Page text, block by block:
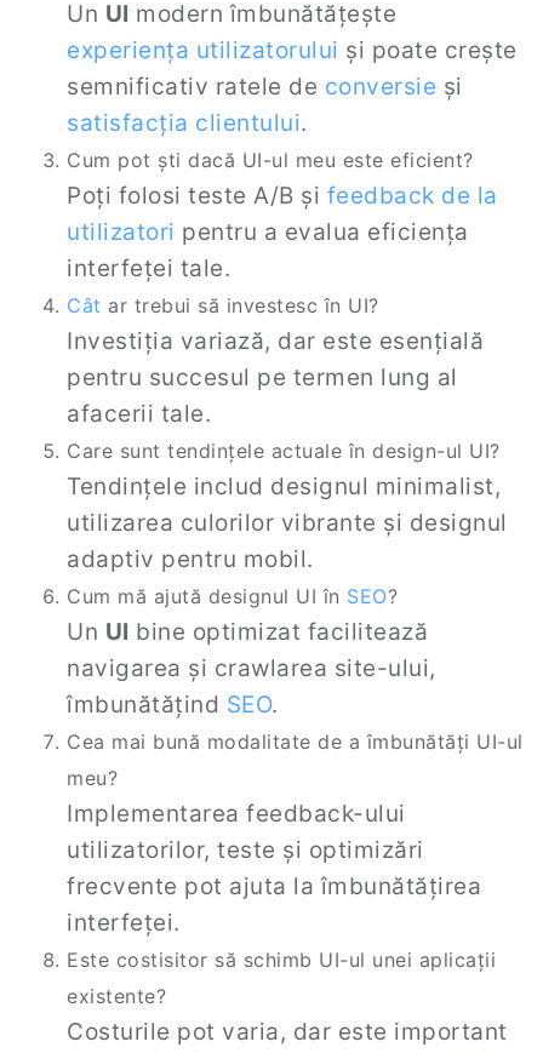
Un UI modern îmbunătățește
experiența utilizatorului și poate crește
semnificativ ratele de conversie și
satisfacția clientului.
Cum pot ști dacă UI-ul meu este eficient?
Poți folosi teste A/B și feedback de la
utilizatori pentru a evalua eficiența
interfeței tale.
Cât ar trebui să investesc în UI?
Investiția variază, dar este esențială
pentru succesul pe termen lung al
afacerii tale.
Care sunt tendințele actuale în design-ul UI?
Tendințele includ designul minimalist,
utilizarea culorilor vibrante și designul
adaptiv pentru mobil.
Cum mă ajută designul UI în SEO?
Un UI bine optimizat facilitează
navigarea și crawlarea site-ului,
îmbunătățind SEO.
Cea mai bună modalitate de a îmbunătăți UI-ul
meu?
Implementarea feedback-ului
utilizatorilor, teste și optimizări
frecvente pot ajuta la îmbunătățirea
interfeței.
Este costisitor să schimb UI-ul unei aplicații
existente?
Costurile pot varia, dar este important